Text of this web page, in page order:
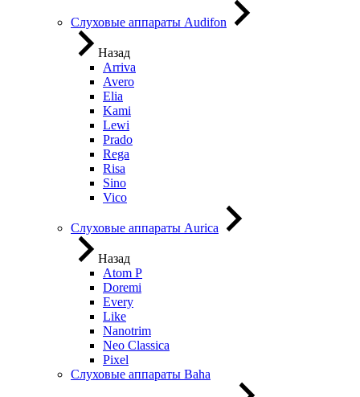
Слуховые аппараты Audifon
Назад
Arriva
Avero
Elia
Kami
Lewi
Prado
Rega
Risa
Sino
Vico
Слуховые аппараты Aurica
Назад
Atom P
Doremi
Every
Like
Nanotrim
Neo Classica
Pixel
Слуховые аппараты Baha